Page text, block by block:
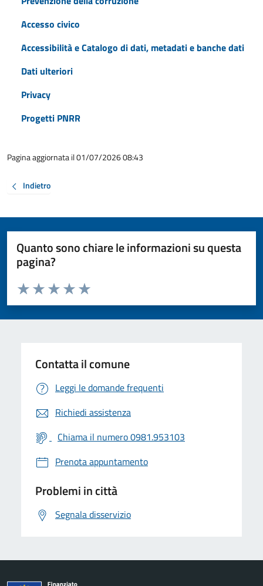
Accesso civico
Accessibilità e Catalogo di dati, metadati e banche dati
Dati ulteriori
Privacy
Progetti PNRR
Pagina aggiornata il 01/07/2026 08:43
Indietro
Quanto sono chiare le informazioni su questa
pagina?
Valuta da 1 a 5 stelle la pagina
Valuta 5 stelle su 5
Valuta 4 stelle su 5
Valuta 3 stelle su 5
Valuta 2 stelle su 5
Valuta 1 stelle su 5
Contatta il comune
Leggi le domande frequenti
Richiedi assistenza
Chiama il numero 0981.953103
Prenota appuntamento
Problemi in città
Segnala disservizio